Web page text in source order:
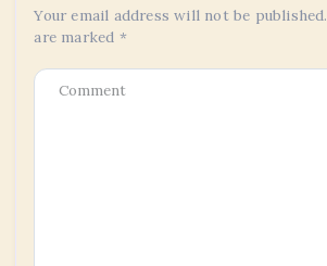
Your email address will not be published.
are marked *